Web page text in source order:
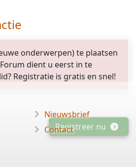
onderwerpen) te plaatsen
dient u eerst in te
Registratie is gratis en snel!
Registreer nu
Nieuwsbrief
Contact